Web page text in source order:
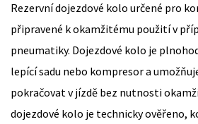
Rezervní dojezdové kolo určené pro
připravené k okamžitému použití v
pneumatiky. Dojezdové kolo je
lepící sadu nebo kompresor a
pokračovat v jízdě bez nutnosti
dojezdové kolo je technicky ověřeno,